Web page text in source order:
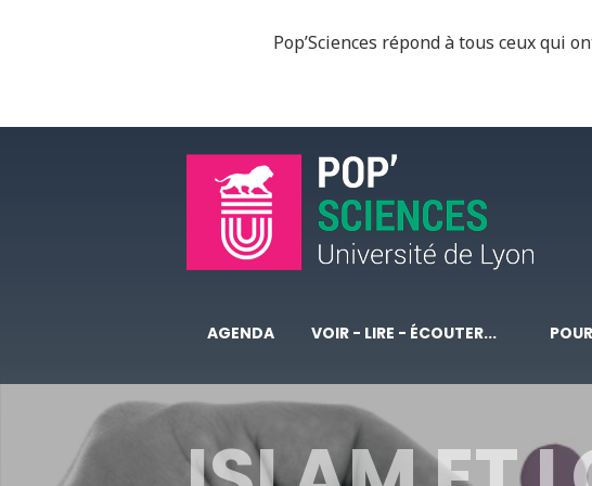
Pop’Sciences répond à tous ceux qui
AGENDA VOIR - LIRE - ÉCOUTER...